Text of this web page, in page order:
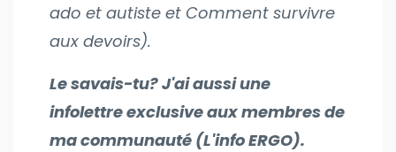
ado et autiste et Comment survivre
aux devoirs).
Le savais-tu? J'ai aussi une
infolettre exclusiveaux membres de
ma communauté (L'info ERGO).